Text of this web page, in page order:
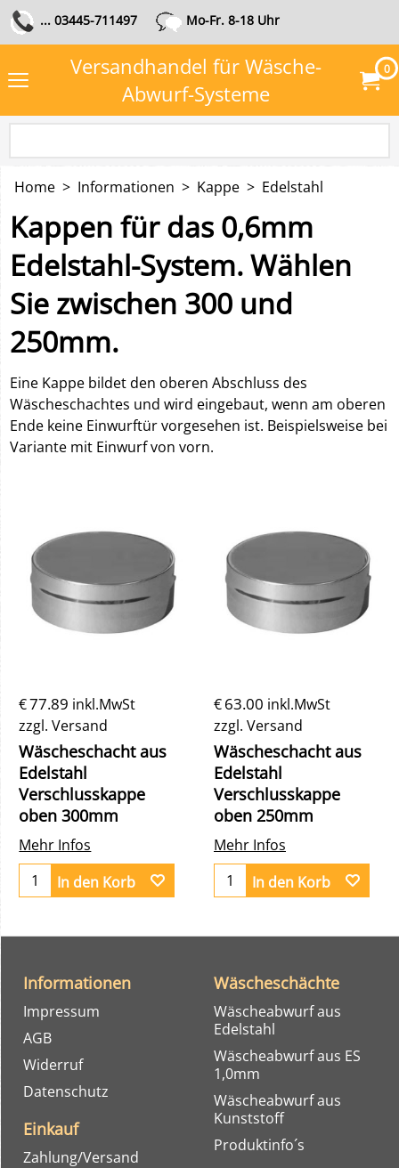
... 03445-711497 Mo-Fr. 8-18 Uhr
Versandhandel für Wäsche-
Abwurf-Systeme
0
Home > Informationen > Kappe > Edelstahl
Kappen für das 0,6mm
Edelstahl-System. Wählen
Sie zwischen 300 und
250mm.
Eine Kappe bildet den oberen Abschluss des
Wäscheschachtes und wird eingebaut, wenn am oberen
Ende keine Einwurftür vorgesehen ist. Beispielsweise bei
Variante mit Einwurf von vorn.
€77.89 inkl.MwSt
zzgl. Versand
Wäscheschacht aus
Edelstahl
Verschlusskappe
oben 300mm
Mehr Infos
In den Korb
€63.00 inkl.MwSt
zzgl. Versand
Wäscheschacht aus
Edelstahl
Verschlusskappe
oben 250mm
Mehr Infos
In den Korb
Wäscheschächte
Wäscheabwurf aus
Edelstahl
Wäscheabwurf aus ES
1,0mm
Wäscheabwurf aus
Kunststoff
Produktinfo´s
Informationen
Impressum
AGB
Widerruf
Datenschutz
Einkauf
Zahlung/Versand